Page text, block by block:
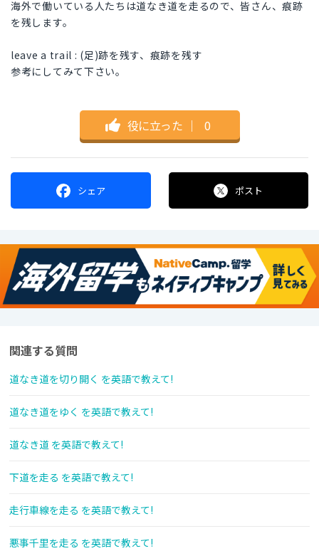
海外で働いている人たちは道なき道を走るので、皆さん、痕跡
を残します。
leave a trail : (足)跡を残す、痕跡を残す
参考にしてみて下さい。
役に立った ｜ 0
シェア ポスト
関連する質問
道なき道を切り開く を英語で教えて!
道なき道をゆく を英語で教えて!
道なき道 を英語で教えて!
下道を走る を英語で教えて!
走行車線を走る を英語で教えて!
悪事千里を走る を英語で教えて!